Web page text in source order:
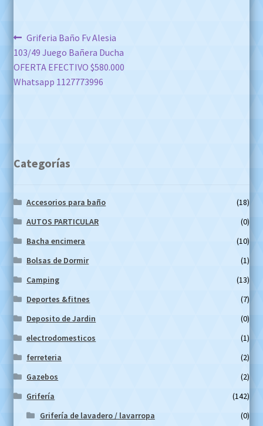
Navegación
de
entradas
Anterior:
Griferia Baño Fv Alesia
103/49 Juego Bañera Ducha
OFERTA EFECTIVO $580.000
Whatsapp 1127773996
Categorías
Accesorios para baño
(18)
AUTOS PARTICULAR
(0)
Bacha encimera
(10)
Bolsas de Dormir
(1)
Camping
(13)
Deportes &fitnes
(7)
Deposito de Jardin
(0)
electrodomesticos
(1)
ferreteria
(2)
Gazebos
(2)
Grifería
(142)
Grifería de lavadero / lavarropa
(0)